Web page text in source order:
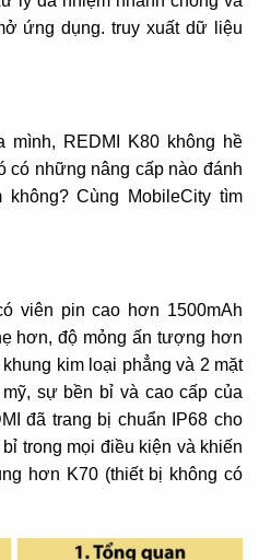
ứng dụng. truy xuất dữ liệu
REDMI K80 không hề
có những nâng cấp nào đánh
Cùng MobileCity tìm
viên pin cao hơn 1500mAh
hơn, độ mỏng ấn tượng hơn
kim loại phẳng và 2 mặt
sự bền bỉ và cao cấp của
đã trang bị chuẩn IP68 cho
trong mọi điều kiện và khiến
hơn K70 (thiết bị không có